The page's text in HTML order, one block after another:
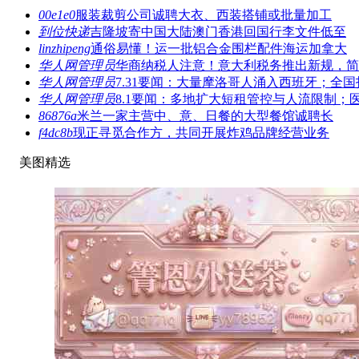
00e1e0服装裁剪公司诚聘大衣、西装搭铺或批量加工
到位快递吉隆坡寄中国大陆澳门香港回国行李文件低至
linzhipeng通俗易懂！运一批铝合金围栏配件海运加拿大
华人网管理员华商纳税人注意！意大利税务推出新规，
华人网管理员7.31要闻：大量摩洛哥人涌入西班牙；全国
华人网管理员8.1要闻：多地扩大短租管控与人流限制；
86876a米兰一家主营中、意、日餐的大型餐馆诚聘长
f4dc8b现正寻觅合作方，共同开展炸鸡品牌经营业务
美图精选